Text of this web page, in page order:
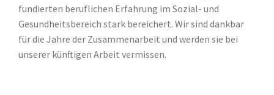
fundierten beruflichen Erfahrung im Sozial- und
Gesundheitsbereich stark bereichert. Wir sind dankbar
für die Jahre der Zusammenarbeit und werden sie bei
unserer künftigen Arbeit vermissen.